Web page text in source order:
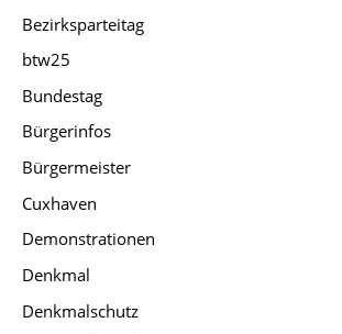
Bezirksparteitag
btw25
Bundestag
Bürgerinfos
Bürgermeister
Cuxhaven
Demonstrationen
Denkmal
Denkmalschutz